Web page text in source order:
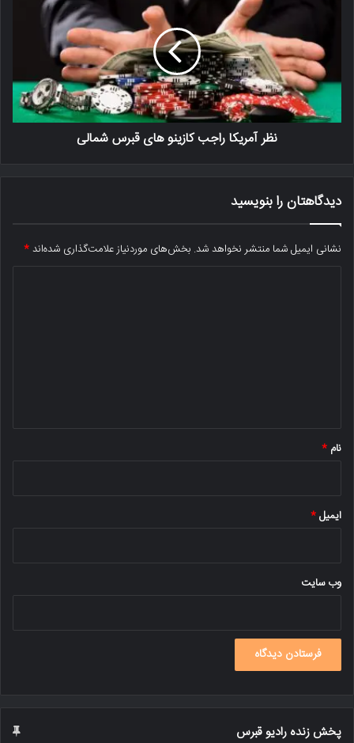
نظر آمریکا راجب کازینو های قبرس شمالی
دیدگاهتان را بنویسید
نشانی ایمیل شما منتشر نخواهد شد. بخش‌های موردنیاز علامت‌گذاری شده‌اند*
نام *
ایمیل*
وب‌ سایت
پخش زنده رادیو قبرس